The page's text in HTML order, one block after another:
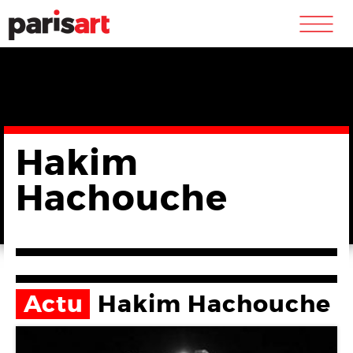
m
Hakim
Hachouche
Actu Hakim Hachouche